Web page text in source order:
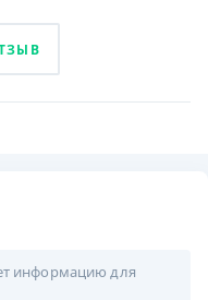
информацию для